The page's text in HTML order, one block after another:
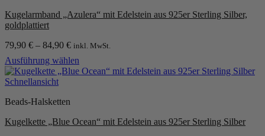
Kugelarmband „Azulera“ mit Edelstein aus 925er Sterling Silber,
goldplattiert
79,90 € – 84,90 € inkl. MwSt.
Ausführung wählen
Dieses
Produkt
mehrere
auf.
Schnellansicht
Beads-Halsketten
Kugelkette „Blue Ocean“ mit Edelstein aus 925er Sterling Silber